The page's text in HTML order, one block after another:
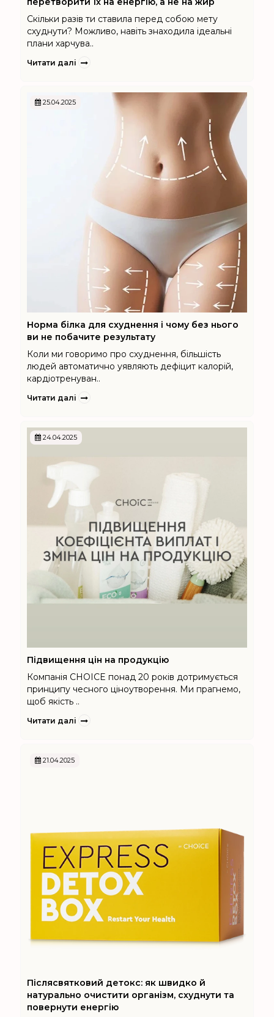
Скільки разів ти ставила перед собою мету
схуднути? Можливо, навіть знаходила ідеальні
плани харчува..
Читати далі
25.04.2025
Норма білка для схуднення і чому без нього
ви не побачите результату
Коли ми говоримо про схуднення, більшість
людей автоматично уявляють дефіцит калорій,
кардіотренуван..
Читати далі
24.04.2025
Підвищення цін на продукцію
Компанія CHOICE понад 20 років дотримується
принципу чесного ціноутворення. Ми прагнемо,
щоб якість ..
Читати далі
21.04.2025
Післясвятковий детокс: як швидко й
натурально очистити організм, схуднути та
повернути енергію